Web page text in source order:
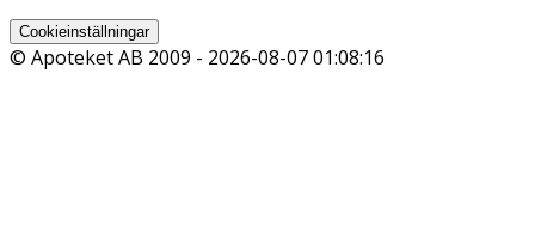
Cookieinställningar
© Apoteket AB 2009 - 2026-08-07 01:08:16